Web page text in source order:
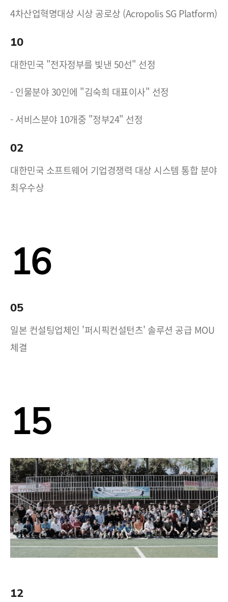
4차산업혁명대상 시상 공로상 (Acropolis SG Platform)
10
대한민국 "전자정부를 빛낸 50선" 선정
- 인물분야 30인에 "김숙희 대표이사" 선정
- 서비스분야 10개중 "정부24" 선정
02
대한민국 소프트웨어 기업경쟁력 대상 시스템 통합 분야
최우수상
16
05
일본 컨설팅업체인 '퍼시픽컨설턴츠' 솔루션 공급 MOU
체결
15
12